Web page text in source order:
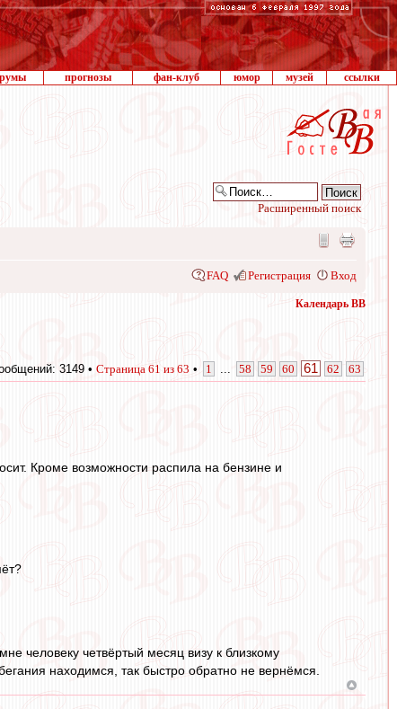
прогнозы фан-клуб юмор музей ссылки
Расширенный поиск
FAQ Регистрация Вход
Календарь ВВ
3149 • Страница 61 из 63 • 1 58 59 60 61 62 63
Кроме возможности распила на бензине и
человеку четвёртый месяц визу к близкому
находимся, так быстро обратно не вернёмся.